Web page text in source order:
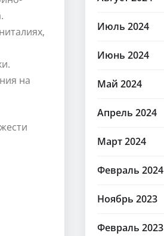
на
Июль 2024
Июнь 2024
Май 2024
Апрель 2024
Март 2024
Февраль 2024
Ноябрь 2023
Февраль 2023